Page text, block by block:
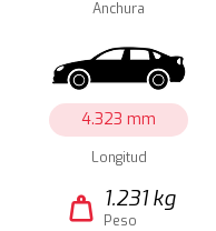
Anchura
4.323 mm
Longitud
weight 1.231 kg
Peso